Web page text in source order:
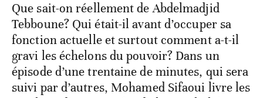
Que sait-on réellement de Abdelmadjid
Tebboune? Qui était-il avant d’occuper sa
fonction actuelle et surtout comment a-t-il
gravi les échelons du pouvoir? Dans un
épisode d’une trentaine de minutes, qui sera
suivi par d’autres, Mohamed Sifaoui livre les